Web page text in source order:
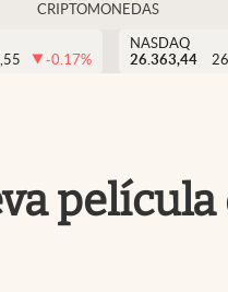
CRIPTOMONEDAS
-0.17%
NASDAQ
26.363,44